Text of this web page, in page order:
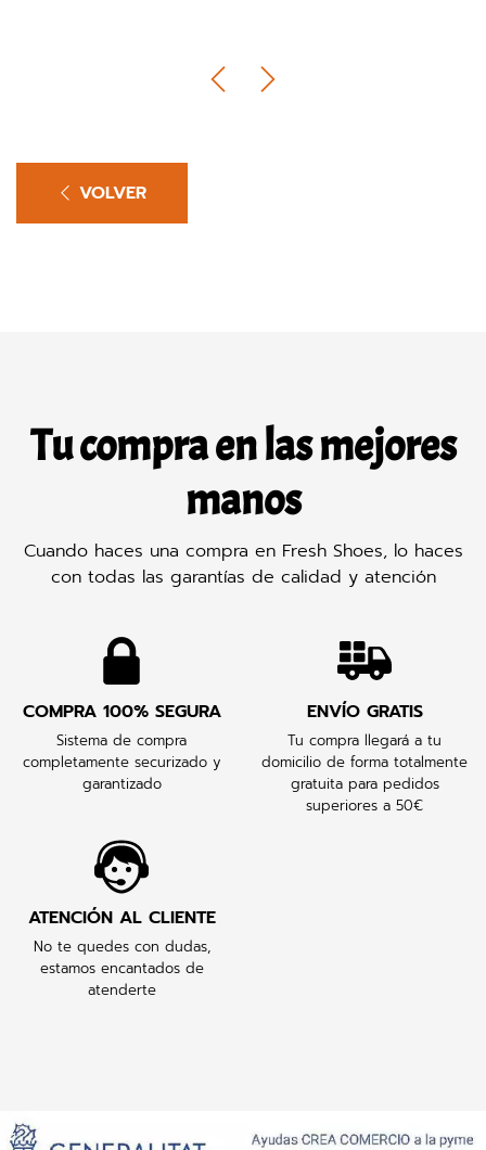
VOLVER
Tu compra en las mejores
manos
Cuando haces una compra en Fresh Shoes, lo haces
con todas las garantías de calidad y atención
COMPRA 100% SEGURA
Sistema de compra
completamente securizado y
garantizado
ENVÍO GRATIS
Tu compra llegará a tu
domicilio de forma totalmente
gratuita para pedidos
superiores a 50€
ATENCIÓN AL CLIENTE
No te quedes con dudas,
estamos encantados de
atenderte